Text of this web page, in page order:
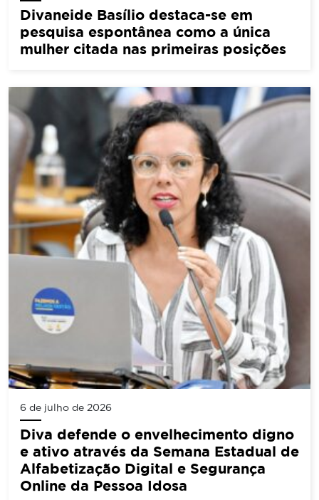
Divaneide Basílio destaca-se em
pesquisa espontânea como a única
mulher citada nas primeiras posições
6 de julho de 2026
Diva defende o envelhecimento digno
e ativo através da Semana Estadual de
Alfabetização Digital e Segurança
Online da Pessoa Idosa